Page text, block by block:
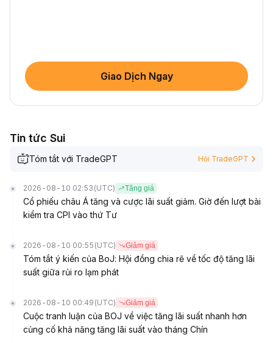
Giao Dịch Ngay
Tin tức Sui
Tóm tắt với TradeGPT Hỏi TradeGPT
2026-08-10 02:53 (UTC) Tăng giá
Cổ phiếu châu Á tăng và cược lãi suất giảm. Giờ đến lượt bài
kiểm tra CPI vào thứ Tư
2026-08-10 00:55 (UTC) Giảm giá
Tóm tắt ý kiến của BoJ: Hội đồng chia rẽ về tốc độ tăng lãi
suất giữa rủi ro lạm phát
2026-08-10 00:49 (UTC) Giảm giá
Cuộc tranh luận của BOJ về việc tăng lãi suất nhanh hơn
củng cố khả năng tăng lãi suất vào tháng Chín